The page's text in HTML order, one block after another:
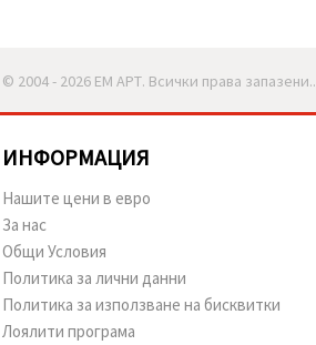
© 2004 - 2026 ЕМ АРТ. Всички права запазени..
ИНФОРМАЦИЯ
Нашите цени в евро
За нас
Общи Условия
Политика за лични данни
Политика за използване на бисквитки
Лоялити програма